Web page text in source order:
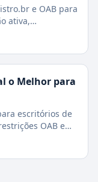
e OAB para
ativa,
o Melhor para
escritórios de
OAB e